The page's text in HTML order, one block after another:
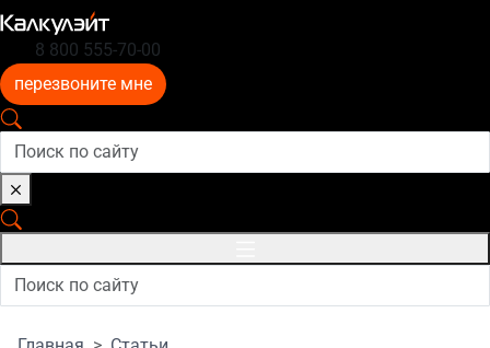
8 800 555-70-00
перезвоните мне